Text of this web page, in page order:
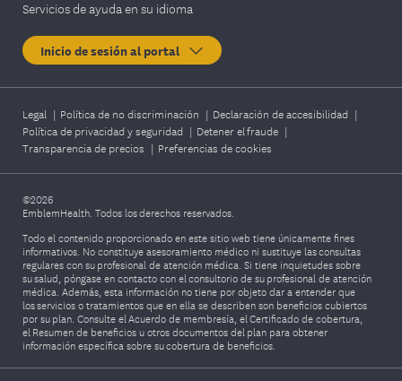
Servicios de ayuda en su idioma
Inicio de sesión al portal
Legal | Política de no discriminación | Declaración de accesibilidad |
Política de privacidad y seguridad | Detener el fraude |
Transparencia de precios | Preferencias de cookies
©2026
EmblemHealth. Todos los derechos reservados.
Todo el contenido proporcionado en este sitio web tiene únicamente fines
informativos. No constituye asesoramiento médico ni sustituye las consultas
regulares con su profesional de atención médica. Si tiene inquietudes sobre
su salud, póngase en contacto con el consultorio de su profesional de atención
médica. Además, esta información no tiene por objeto dar a entender que
los servicios o tratamientos que en ella se describen son beneficios cubiertos
por su plan. Consulte el Acuerdo de membresía, el Certificado de cobertura,
el Resumen de beneficios u otros documentos del plan para obtener
información específica sobre su cobertura de beneficios.